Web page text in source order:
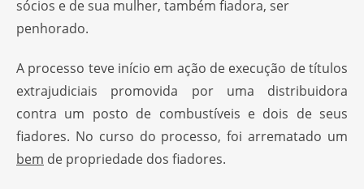
sócios e de sua mulher, também fiadora, ser
penhorado.
A processo teve início em ação de execução de títulos
extrajudiciais promovida por uma distribuidora
contra um posto de combustíveis e dois de seus
fiadores. No curso do processo, foi arrematado um
bem de propriedade dos fiadores.